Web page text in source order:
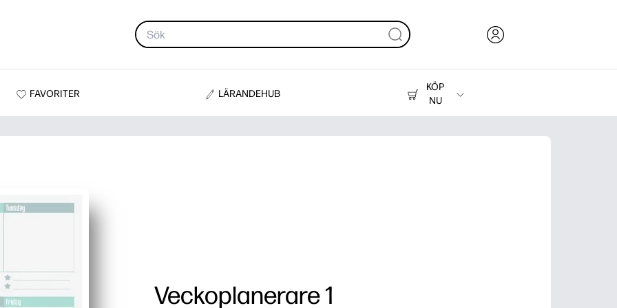
FAVORITER LÄRANDEHUB
KÖP
NU
Skrivare
Veckoplanerare 1